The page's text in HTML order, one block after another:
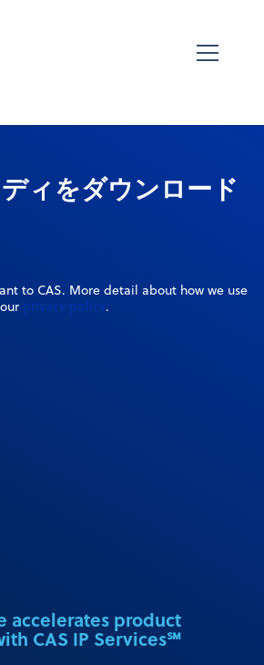
ィをダウンロード
to CAS. More detail about how we use
privacy policy.
accelerates product
CAS IP Services℠